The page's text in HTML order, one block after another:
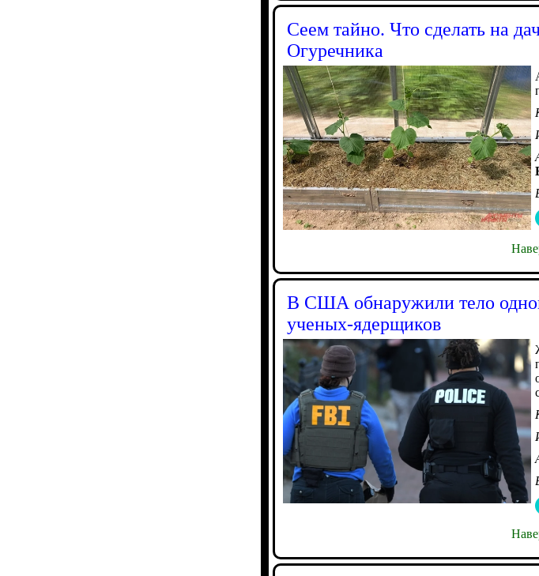
Сеем тайно. Что сделать на
Огуречника
В США обнаружили тело
ученых-ядерщиков